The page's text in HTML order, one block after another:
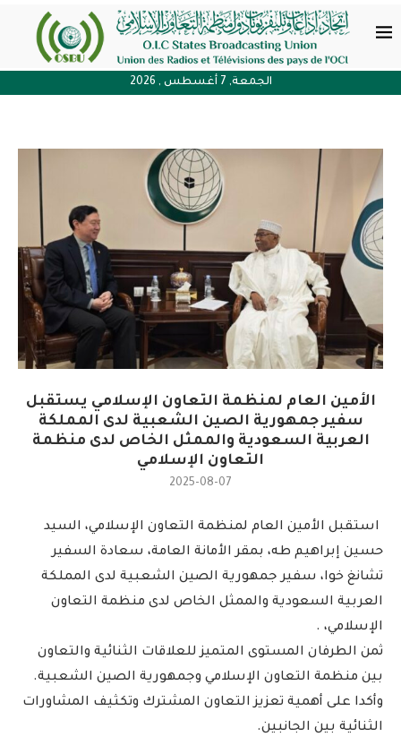
الجمعة, 7 أغسطس , 2026
الأمين العام لمنظمة التعاون الإسلامي يستقبل
سفير جمهورية الصين الشعبية لدى المملكة
العربية السعودية والممثل الخاص لدى منظمة
التعاون الإسلامي
2025-08-07
استقبل الأمين العام لمنظمة التعاون الإسلامي، السيد
حسين إبراهيم طه، بمقر الأمانة العامة، سعادة السفير
تشانغ خوا، سفير جمهورية الصين الشعبية لدى المملكة
العربية السعودية والممثل الخاص لدى منظمة التعاون
الإسلامي، .
ثمن الطرفان المستوى المتميز للعلاقات الثنائية والتعاون
بين منظمة التعاون الإسلامي وجمهورية الصين الشعبية.
وأكدا على أهمية تعزيز التعاون المشترك وتكثيف المشاورات
الثنائية بين الجانبين.